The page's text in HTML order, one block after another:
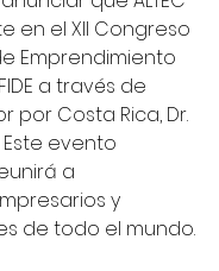
en el XII Congreso
Emprendimiento
a través de
por Costa Rica, Dr.
evento
a
y
de todo el mundo.